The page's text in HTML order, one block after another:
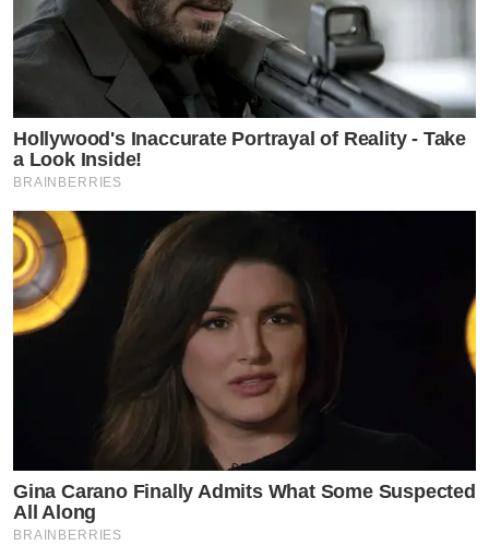
Hollywood's Inaccurate Portrayal of Reality - Take
a Look Inside!
BRAINBERRIES
Gina Carano Finally Admits What Some Suspected
All Along
BRAINBERRIES